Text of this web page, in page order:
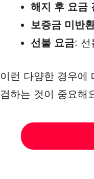
해지 후 요금
보증금 미반
선불 요금: 선
이런 다양한 경우에
검하는 것이 중요해